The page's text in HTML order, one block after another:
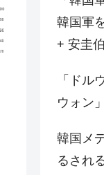
韓国軍
+ 安圭伯
「ドル
ウォン
韓国メ
るされ